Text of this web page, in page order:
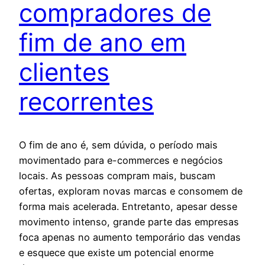
compradores de
fim de ano em
clientes
recorrentes
O fim de ano é, sem dúvida, o período mais
movimentado para e-commerces e negócios
locais. As pessoas compram mais, buscam
ofertas, exploram novas marcas e consomem de
forma mais acelerada. Entretanto, apesar desse
movimento intenso, grande parte das empresas
foca apenas no aumento temporário das vendas
e esquece que existe um potencial enorme